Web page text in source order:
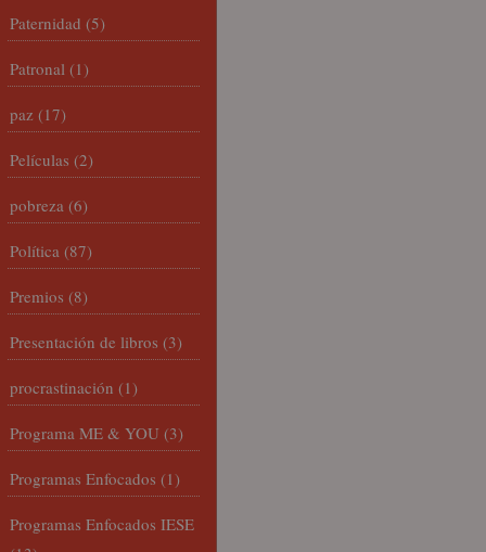
Paternidad (5)
Patronal (1)
paz (17)
Películas (2)
pobreza (6)
Política (87)
Premios (8)
Presentación de libros (3)
procrastinación (1)
Programa ME & YOU (3)
Programas Enfocados (1)
Programas Enfocados IESE